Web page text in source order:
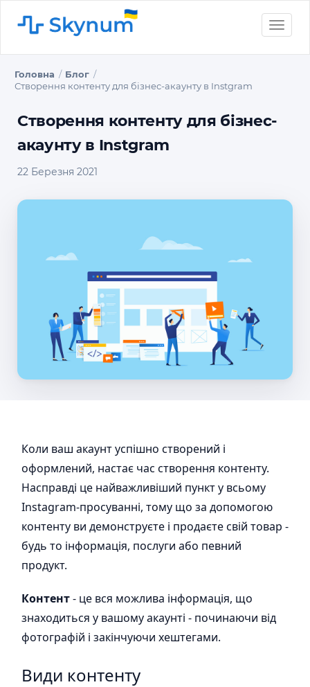
Toggle
Головна
Блог
Створення контенту для бізнес-акаунту в Instgram
Створення контенту для бізнес-
акаунту в Instgram
22 Березня 2021
Коли ваш акаунт успішно створений і
оформлений, настає час створення контенту.
Насправді це найважливіший пункт у всьому
Instagram-просуванні, тому що за допомогою
контенту ви демонструєте і продаєте свій товар -
будь то інформація, послуги або певний
продукт.
Контент- це вся можлива інформація, що
знаходиться у вашому акаунті - починаючи від
фотографій і закінчуючи хештегами.
Види контенту